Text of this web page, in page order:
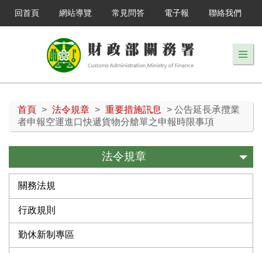
回首頁 網站導覽 常見問答 電子報 聯絡我們
首頁 > 法令規章 > 重要措施訊息
> 公告延長承攬業
者申報空運進口快遞貨物分艙單之申報時限事項
法令規章
關務法規
行政規則
勤休新制專區